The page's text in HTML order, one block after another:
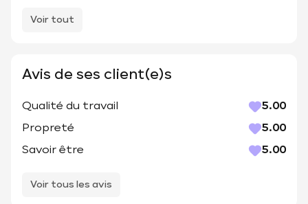
Voir tout
Avis de ses client(e)s
Qualité du travail
5.00
Propreté
5.00
Savoir être
5.00
Voir tous les avis